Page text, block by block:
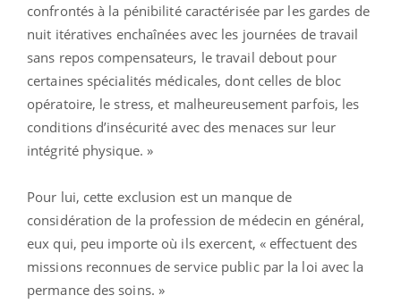
confrontés à la pénibilité caractérisée par les gardes de
nuit itératives enchaînées avec les journées de travail
sans repos compensateurs, le travail debout pour
certaines spécialités médicales, dont celles de bloc
opératoire, le stress, et malheureusement parfois, les
conditions d’insécurité avec des menaces sur leur
intégrité physique. »
Pour lui, cette exclusion est un manque de
considération de la profession de médecin en général,
eux qui, peu importe où ils exercent, « effectuent des
missions reconnues de service public par la loi avec la
permance des soins. »